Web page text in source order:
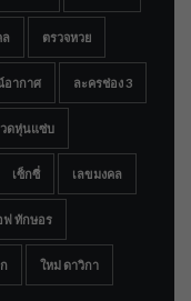
ล ตรวจหวย
อากาศ ละครช่อง 3
ดหุ่นแซ่บ
เซ็กซี่ เลขมงคล
ฟ ทักษอร
ใหม่ ดาวิกา